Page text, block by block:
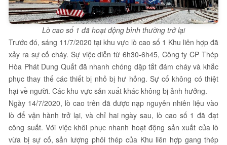
Lò cao số 1 đã hoạt động bình thường trở lại
Trước đó, sáng 11/7/2020 tại khu vực lò cao số 1 Khu liên hợp đã
xảy ra sự cố cháy. Sự việc diễn từ 6h30-6h45, Công ty CP Thép
Hòa Phát Dung Quất đã nhanh chóng dập tắt đám cháy và khắc
phục thay thế các thiết bị nhỏ bị hư hỏng. Sự cố không có thiệt
hại về người. Các khu vực sản xuất khác không bị ảnh hưởng.
Ngày 14/7/2020, lò cao trên đã được nạp nguyên nhiên liệu vào
lò để vận hành trở lại, và chỉ hai ngày sau, lò cao số 1 đã đạt
công suất. Với việc khôi phục nhanh hoạt động sản xuất của lò
vừa bị sự cố, sản lượng phôi thép của Khu liên hợp gang thép